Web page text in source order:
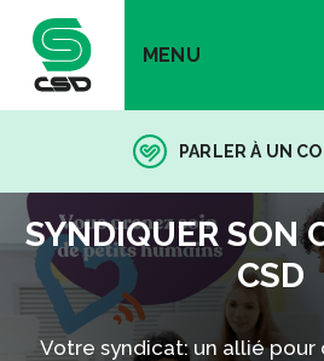
MENU
PARLER À UN
SYNDIQUER SON
CSD
Votre syndicat: un allié